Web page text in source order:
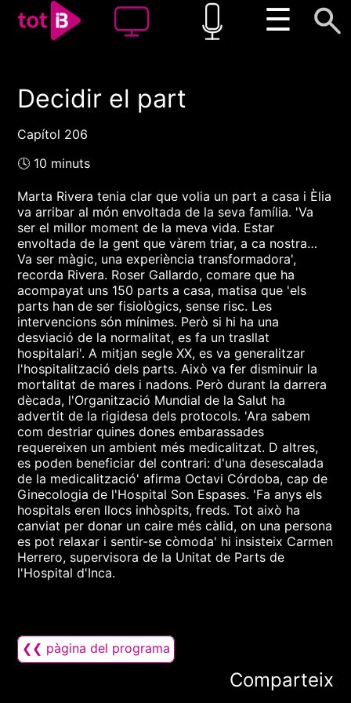
☰
00:00 00:00
Decidir el part
Capítol 206
🕓 10 minuts
Marta Rivera tenia clar que volia un part a casa i Èlia
va arribar al món envoltada de la seva família. 'Va
ser el millor moment de la meva vida. Estar
envoltada de la gent que vàrem triar, a ca nostra…
Va ser màgic, una experiència transformadora',
recorda Rivera. Roser Gallardo, comare que ha
acompayat uns 150 parts a casa, matisa que 'els
parts han de ser fisiològics, sense risc. Les
intervencions són mínimes. Però si hi ha una
desviació de la normalitat, es fa un trasllat
hospitalari'. A mitjan segle XX, es va generalitzar
l'hospitalització dels parts. Això va fer disminuir la
mortalitat de mares i nadons. Però durant la darrera
dècada, l'Organització Mundial de la Salut ha
advertit de la rigidesa dels protocols. 'Ara sabem
com destriar quines dones embarassades
requereixen un ambient més medicalitzat. D altres,
es poden beneficiar del contrari: d'una desescalada
de la medicalització' afirma Octavi Córdoba, cap de
Ginecologia de l'Hospital Son Espases. 'Fa anys els
hospitals eren llocs inhòspits, freds. Tot això ha
canviat per donar un caire més càlid, on una persona
es pot relaxar i sentir-se còmoda' hi insisteix Carmen
Herrero, supervisora de la Unitat de Parts de
l'Hospital d'Inca.
❮❮ pàgina del programa
Comparteix